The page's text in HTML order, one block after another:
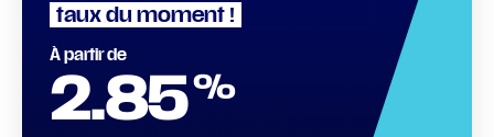
taux du moment !
À partir de
2.85%